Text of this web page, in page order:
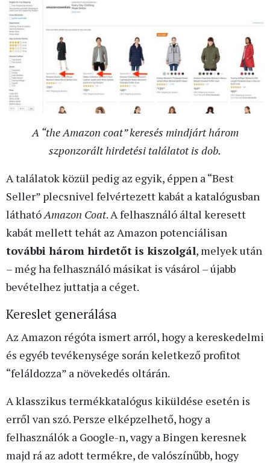
A “the Amazon coat” keresés mindjárt három
szponzorált hirdetési találatot is dob.
A találatok közül pedig az egyik, éppen a “Best
Seller” plecsnivel felvértezett kabát a katalógusban
láthatóAmazon Coat. A felhasználó által keresett
kabát mellett tehát az Amazon potenciálisan
további három hirdetőt is kiszolgál, melyek után
– még ha felhasználó másikat is vásárol – újabb
bevételhez juttatja a céget.
Kereslet generálása
Az Amazon régóta ismert arról, hogy a kereskedelmi
és egyéb tevékenysége során keletkező profitot
“feláldozza” a növekedés oltárán.
A klasszikus termékkatalógus kiküldése esetén is
erről van szó. Persze elképzelhető, hogy a
felhasználók a Google-n, vagy a Bingen keresnek
majd rá az adott termékre, de valószínűbb, hogy